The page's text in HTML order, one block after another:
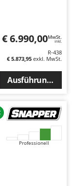
€ 6.990,00MwSt.
inkl.
R-438
€ 5.873,95 exkl. MwSt.
Ausführungen(5)
Professionell